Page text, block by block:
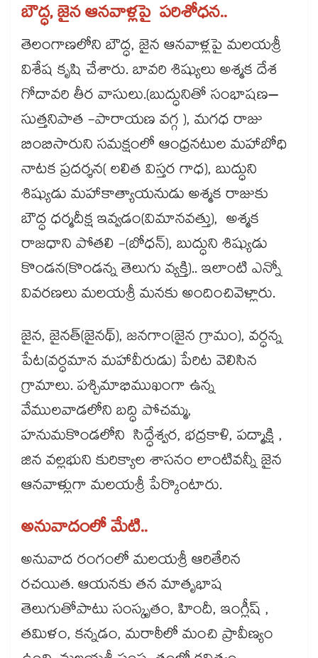
బౌద్ధ, జైన ఆనవాళ్లపై పరిశోధన..
తెలంగాణలోని బౌద్ధ, జైన ఆనవాళ్లపై మలయశ్రీ
విశేష కృషి చేశారు. బావరి శిష్యులు అశ్మక దేశ
గోదావరి తీర వాసులు.(బుద్ధునితో సంభాషణ–
సుత్తనిపాత -పారాయణ వగ్గ ), మగధ రాజు
బింబిసారుని సమక్షంలో ఆంధ్రనటుల మహాబోధి
నాటక ప్రదర్శన( లలిత విస్తర గాధ), బుద్ధుని
శిష్యుడు మహాకాత్యాయనుడు అశ్మక రాజుకు
బౌద్ధ ధర్మదీక్ష ఇవ్వడం(విమానవత్తు), అశ్మక
రాజధాని పోతలి -(బోధన్), బుద్ధుని శిష్యుడు
కొండన(కొండన్న తెలుగు వ్యక్తి).. ఇలాంటి ఎన్నో
వివరణలు మలయశ్రీ మనకు అందించివెళ్లారు.
జైన, జైనత్​(జైనథ్​), జనగాం(జైన గ్రామం), వర్ధన్న
పేట(వర్ధమాన మహావీరుడు) పేరిట వెలిసిన
గ్రామాలు. పశ్చిమాభిముఖంగా ఉన్న
వేములవాడలోని బద్ధి పోచమ్మ,
హనుమకొండలోని సిద్ధేశ్వర, భద్రకాళి, పద్మాక్షి ,
జిన వల్లభుని కురిక్యాల శాసనం లాంటివన్నీ జైన
ఆనవాళ్లుగా మలయశ్రీ పేర్కొంటారు.
అనువాదంలో మేటి..
అనువాద రంగంలో మలయశ్రీ ఆరితేరిన
రచయిత. ఆయనకు తన మాతృభాష
తెలుగుతోపాటు సంస్కృతం, హిందీ, ఇంగ్లీష్ ,
తమిళం, కన్నడం, మరాఠీలో మంచి ప్రావీణ్యం